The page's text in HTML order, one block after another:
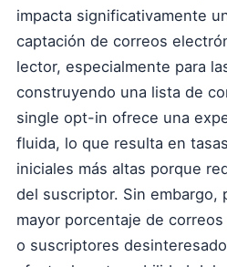
impacta significativamente
captación de correos
lector, especialmente para
construyendo una lista de
single opt-in ofrece una
fluida, lo que resulta en
iniciales más altas porque
del suscriptor. Sin embargo,
mayor porcentaje de
o suscriptores